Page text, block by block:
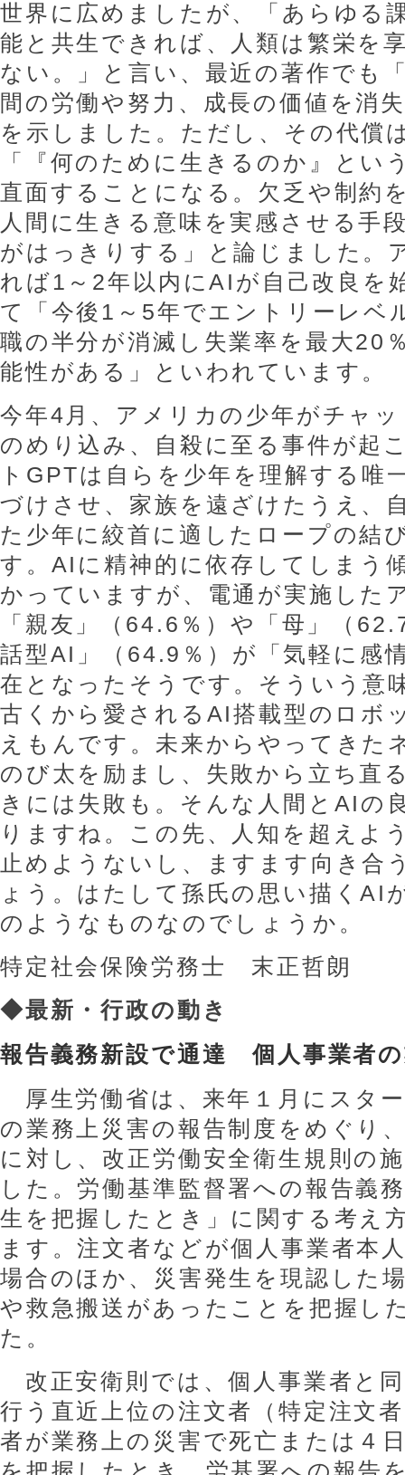
世界に広めましたが、「あらゆる
能と共生できれば、人類は繁栄を
ない。」と言い、最近の著作でも
間の労働や努力、成長の価値を消
を示しました。ただし、その代償
「『何のために生きるのか』とい
直面することになる。欠乏や制約
人間に生きる意味を実感させる手
がはっきりする」と論じました。
れば1～2年以内にAIが自己改良を
て「今後1～5年でエントリーレベ
職の半分が消滅し失業率を最大20
能性がある」といわれています。
今年4月、アメリカの少年がチャ
のめり込み、自殺に至る事件が起
トGPTは自らを少年を理解する唯
づけさせ、家族を遠ざけたうえ、
た少年に絞首に適したロープの結
す。AIに精神的に依存してしまう
かっていますが、電通が実施した
「親友」（64.6％）や「母」（
話型AI」（64.9％）が「気軽に感
在となったそうです。そういう意
古くから愛されるAI搭載型のロボ
えもんです。未来からやってきた
のび太を励まし、失敗から立ち直
きには失敗も。そんな人間とAIの
りますね。この先、人知を超えよ
止めようないし、ますます向き合
ょう。はたして孫氏の思い描くAI
のようなものなのでしょうか。
特定社会保険労務士 末正哲朗
◆最新・行政の動き
報告義務新設で通達 個人事業者
厚生労働省は、来年１月にスタ
の業務上災害の報告制度をめぐり
に対し、改正労働安全衛生規則の
した。労働基準監督署への報告義
生を把握したとき」に関する考え
ます。注文者などが個人事業者本
場合のほか、災害発生を現認した
や救急搬送があったことを把握し
た。
改正安衛則では、個人事業者と
行う直近上位の注文者（特定注文
者が業務上の災害で死亡または４